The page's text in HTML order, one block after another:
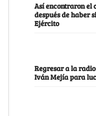
Así encontraron el
después de haber
Ejército
Regresar a la
Iván Mejía para